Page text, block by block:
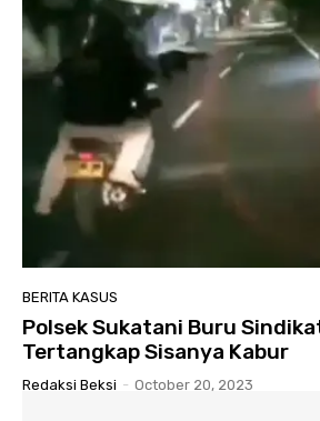
BERITA KASUS
Polsek Sukatani Buru
Tertangkap Sisanya Kabur
Redaksi Beksi - October 20, 2023